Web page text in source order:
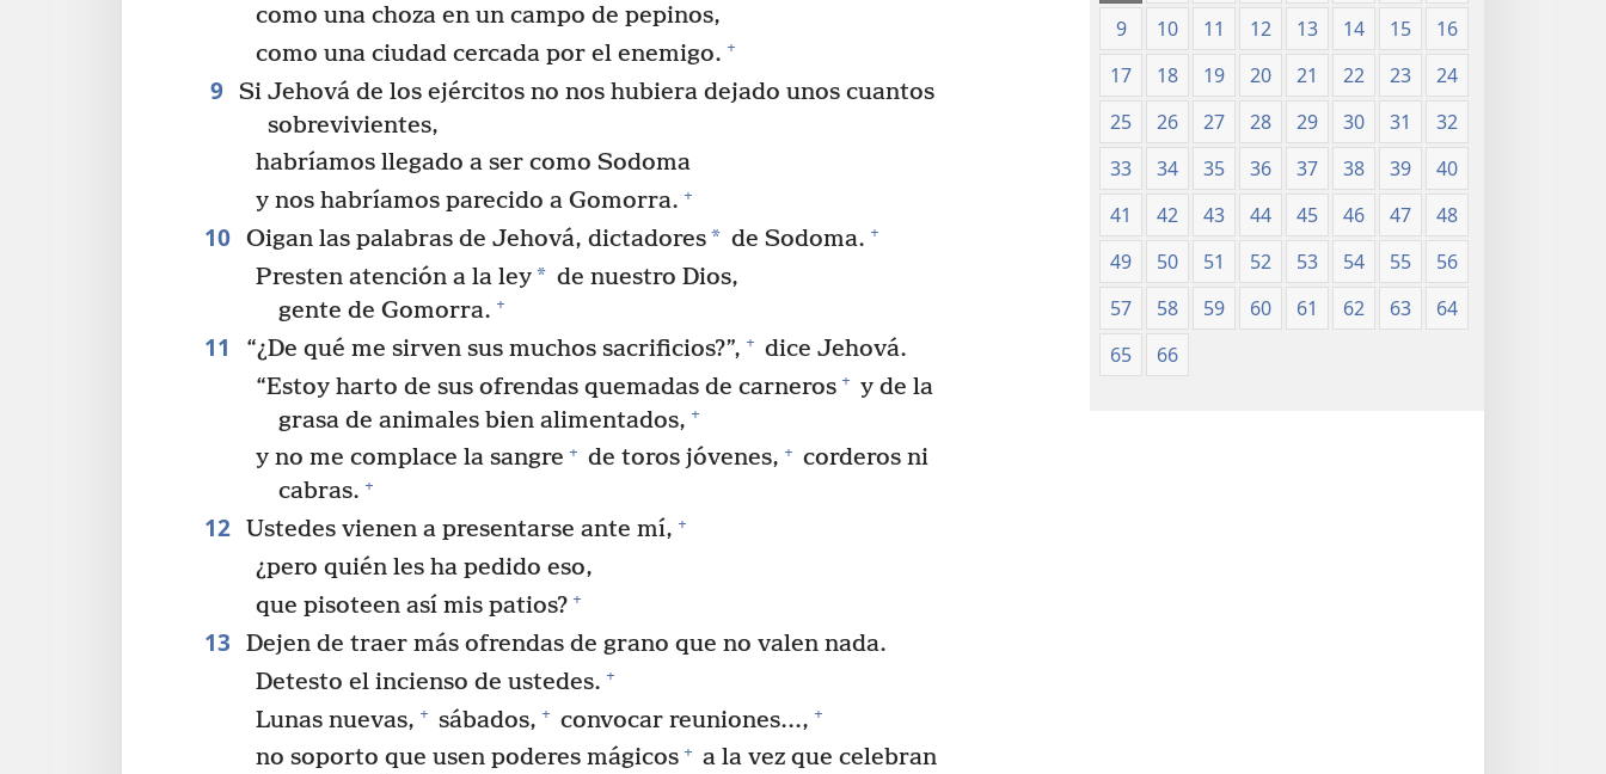
como una choza en un campo de pepinos,
como una ciudad cercada por el enemigo. +
9 Si Jehová de los ejércitos no nos hubiera dejado unos cuantos
sobrevivientes,
habríamos llegado a ser como Sodoma
y nos habríamos parecido a Gomorra. +
10 Oigan las palabras de Jehová, dictadores* de Sodoma. +
Presten atención a la ley* de nuestro Dios,
gente de Gomorra. +
11 “¿De qué me sirven sus muchos sacrificios?”, + dice Jehová.
“Estoy harto de sus ofrendas quemadas de carneros + y de la
grasa de animales bien alimentados, +
y no me complace la sangre + de toros jóvenes, + corderos ni
cabras. +
12 Ustedes vienen a presentarse ante mí, +
¿pero quién les ha pedido eso,
que pisoteen así mis patios? +
13
Dejen de traer más ofrendas de grano que no valen nada.
Detesto el incienso de ustedes. +
Lunas nuevas, + sábados, + convocar reuniones..., +
no soporto que usen poderes mágicos + a la vez que celebran
9
10 11 12 13 14 15
16
17
18 19 20 21 22 23
24
25
26 27 28 29 30 31
32
33
34 35 36 37 38 39
40
41
42 43 44 45 46 47
48
49
50 51 52 53 54 55
56
57
58 59 60 61 62 63
64
65
66